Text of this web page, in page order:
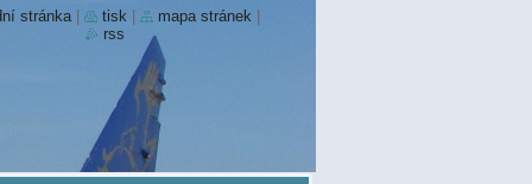
stránka tisk mapa stránek
rss